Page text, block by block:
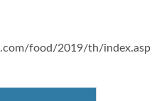
food/2019/th/index.asp